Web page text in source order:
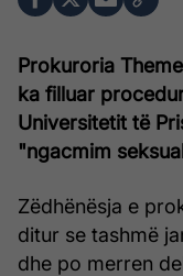
Prokuroria
ka filluar
Universitetit të
"ngacmim
Zëdhënësja e
ditur se tashmë
dhe po merren